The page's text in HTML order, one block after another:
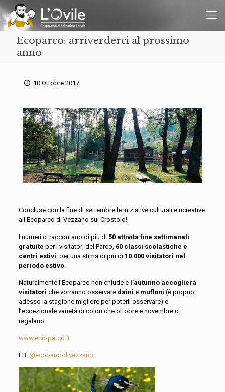
Ecoparco: arriverderci al prossimo
anno
10 Ottobre 2017
Concluse con la fine di settembre le iniziative culturali e ricreative
all’Ecoparco di Vezzano sul Crostolo!
I numeri ci raccontano di più di 50 attività fine settimanali
gratuite per i visitatori del Parco, 60 classi scolastiche e
centri estivi, per una stima di più di 10.000 visitatori nel
periodo estivo.
Naturalmente l’Ecoparco non chiude e l’autunno accoglierà
visitatori che vorranno osservare daini e mufloni (è proprio
adesso la stagione migliore per poterli osservare) e
l’eccezionale varietà di colori che ottobre e novembre ci
regalano.
www.eco-parco.it
FB: @ecoparcodivezzano